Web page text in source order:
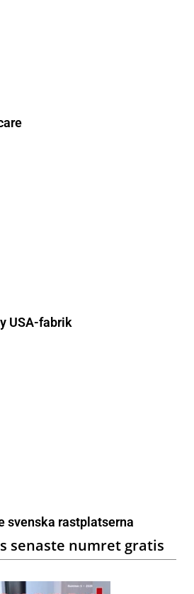
USA-fabrik
svenska rastplatserna
senaste numret gratis